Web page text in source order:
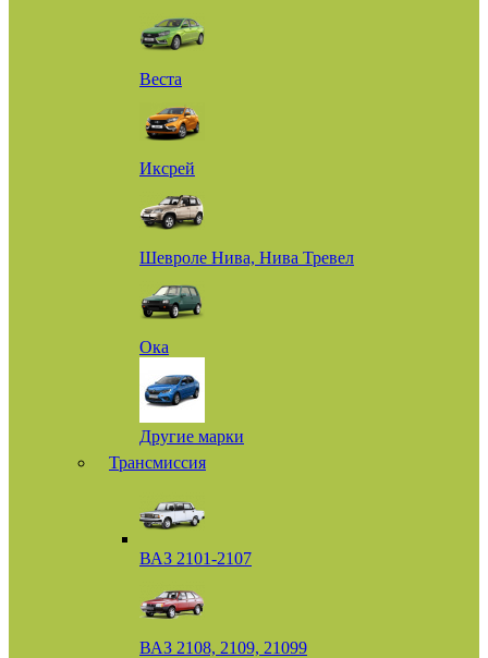
Веста
Иксрей
Шевроле Нива, Нива Тревел
Ока
Другие марки
Трансмиссия
ВАЗ 2101-2107
ВАЗ 2108, 2109, 21099